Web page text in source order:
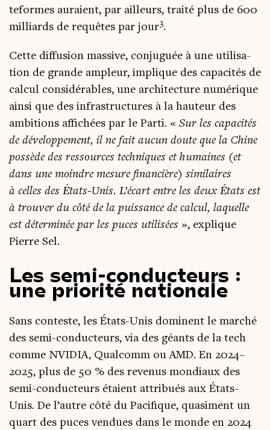
te­formes auraient, par ailleurs, trai­té plus de 600
mil­liards de requêtes par jour3.
Cette dif­fu­sion mas­sive, conju­guée à une uti­li­sa­
tion de grande ampleur, implique des capa­ci­tés de
cal­cul consi­dé­rables, une archi­tec­ture numé­rique
ain­si que des infra­struc­tures à la hau­teur des
ambi­tions affi­chées par le Par­ti. « Sur les capa­ci­tés
de déve­lop­pe­ment, il ne fait aucun doute que la Chine
pos­sède des res­sources tech­niques et humaines (et
dans une moindre mesure finan­cière) simi­laires
à celles des États-Unis. L’écart entre les deux États est
à trou­ver du côté de la puis­sance de cal­cul, laquelle
est déter­mi­née par les puces uti­li­sées », explique
Pierre Sel.
Les semi-conducteurs :
une priorité nationale
Sans conteste, les États-Unis dominent le mar­ché
des semi-conduc­teurs, via des géants de la tech
comme NVIDIA, Qual­comm ou AMD. En 2024–
2025, plus de 50 % des reve­nus mon­diaux des
semi-conduc­teurs étaient attri­bués aux États-
Unis. De l’autre côté du Paci­fique, qua­si­ment un
quart des puces ven­dues dans le monde en 2024